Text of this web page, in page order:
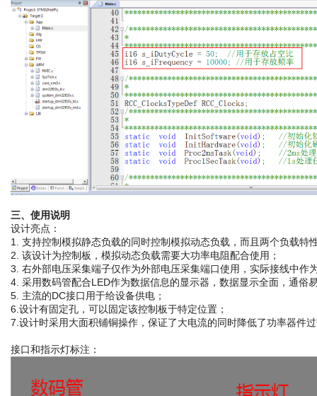
三、使用说明
设计亮点：
1. 支持控制模拟静态负载的同时控制模拟动态负载，而且两个负载特
2. 该设计为控制板，模拟动态负载需要大功率电阻配合使用；
3. 右外部电压采集端子仅作为外部电压采集端口使用，实际接线中作
4. 采用数码管配合LED作为数据信息的显示器，数据显示全面，通俗
5. 主流的DC接口用于给设备供电；
6.设计有固定孔，可以固定该控制板于特定位置；
7.设计时采用大面积铺铜操作，保证了大电流的同时降低了功率器件
接口和指示灯标注：